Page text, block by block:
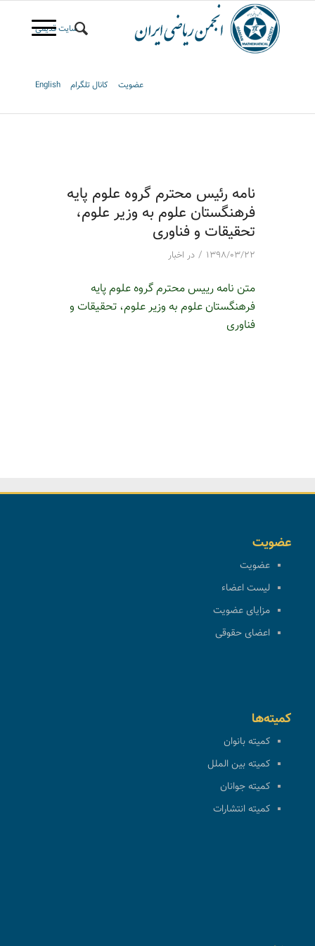
سایت قدیمی
عضویت کانال تلگرام English
نامه رئیس محترم گروه علوم پایه
فرهنگستان علوم به وزیر علوم،
تحقیقات و فناوری
۱۳۹۸/۰۳/۲۲ / در اخبار
متن نامه رییس محترم گروه علوم پایه
فرهنگستان علوم به وزیر علوم، تحقیقات و
فناوری
عضویت
عضویت
لیست اعضاء
مزایای عضویت
اعضای حقوقی
کمیته‌ها
کمیته بانوان
کمیته بین الملل
کمیته جوانان
کمیته انتشارات